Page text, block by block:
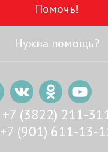
Помочь!
Нужна помощь?
+7 (3822) 211-
+7 (901) 611-13-